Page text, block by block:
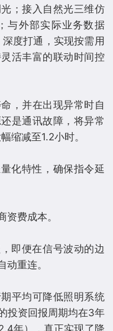
；接入自然光三维仿
与外部实际业务数据
深度打通，实现按需用
活丰富的联动时间控
，并在出现异常时自
是通讯故障，将异常
缩减至1.2小时。
化特性，确保指令延
费成本。
即便在信号波动的边
重连。
平均可降低照明系统
投资回报周期均在3年